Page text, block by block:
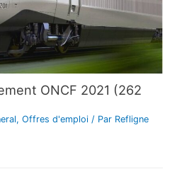
ONCF 2021 (262
, Offres d'emploi / Par Refligne